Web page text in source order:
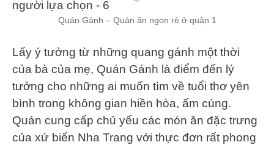
Quán Gánh – Quán ăn ngon rẻ ở quận 1
Lấy ý tưởng từ những quang gánh một thời
của bà của mẹ, Quán Gánh là điểm đến lý
tưởng cho những ai muốn tìm về tuổi thơ yên
bình trong không gian hiền hòa, ấm cúng.
Quán cung cấp chủ yếu các món ăn đặc trưng
của xứ biển Nha Trang với thực đơn rất phong